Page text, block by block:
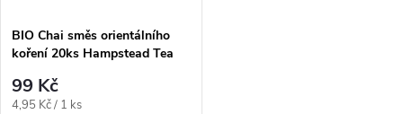
BIO Chai směs orientálního
koření 20ks Hampstead Tea
99 Kč
Měrná
4,95 Kč / 1 ks